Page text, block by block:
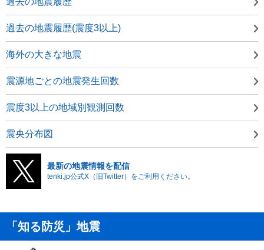
過去の地震履歴(震度3以上)
海外の大きな地震
震源地ごとの地震発生回数
震度3以上の地域別観測回数
震央分布図
最新の地震情報を配信
tenki.jp公式X（旧Twitter）をご利用ください。
「知る防災」地震